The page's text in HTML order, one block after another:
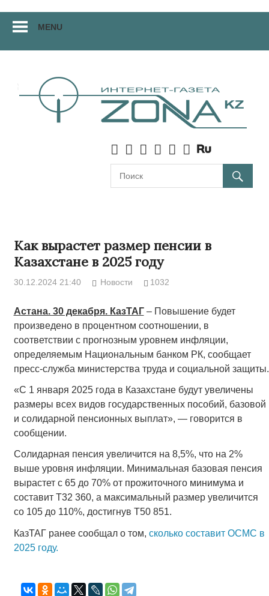
Перейти
материалам
MENU
Как вырастет размер пенсии в
Казахстане в 2025 году
30.12.2024 21:40 Новости 1032
Астана. 30 декабря. КазТАГ­– Повышение будет
произведено в процентном соотношении, в
соответствии с прогнозным уровнем инфляции,
определяемым Национальным банком РК, сообщает
пресс-служба министерства труда и социальной защиты.
«С 1 января 2025 года в Казахстане будут увеличены
размеры всех видов государственных пособий, базовой
и солидарной пенсионных выплат», — говорится в
сообщении.
Солидарная пенсия увеличится на 8,5%, что на 2%
выше уровня инфляции. Минимальная базовая пенсия
вырастет с 65 до 70% от прожиточного минимума и
составит Т32 360, а максимальный размер увеличится
со 105 до 110%, достигнув Т50 851.
КазТАГ ранее сообщал о том, сколько составит ОСМС в
2025 году.